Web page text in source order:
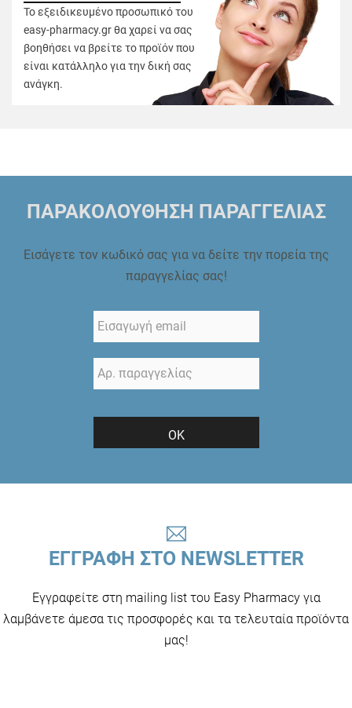
Το εξειδικευμένο προσωπικό του
easy-pharmacy.gr θα χαρεί να σας
βοηθήσει να βρείτε το προϊόν που
είναι κατάλληλο για την δική σας
ανάγκη.
ΠΑΡΑΚΟΛΟΥΘΗΣΗ ΠΑΡΑΓΓΕΛΙΑΣ
Εισάγετε τον κωδικό σας για να δείτε την πορεία της
παραγγελίας σας!
ΟΚ
ΕΓΓΡΑΦΗ ΣΤΟ NEWSLETTER
Εγγραφείτε στη mailing list του Easy Pharmacy για
λαμβάνετε άμεσα τις προσφορές και τα τελευταία προϊόντα
μας!